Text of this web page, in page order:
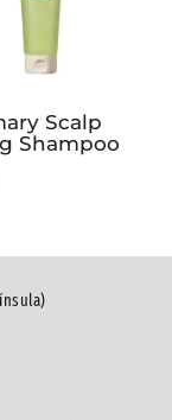
Scalp
Shampoo